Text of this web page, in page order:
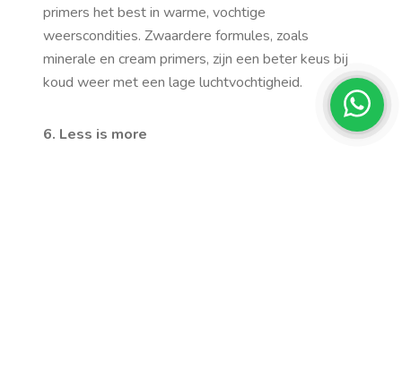
primers het best in warme, vochtige
weerscondities. Zwaardere formules, zoals
minerale en cream primers, zijn een beter keus bij
koud weer met een lage luchtvochtigheid.
6. Less is more